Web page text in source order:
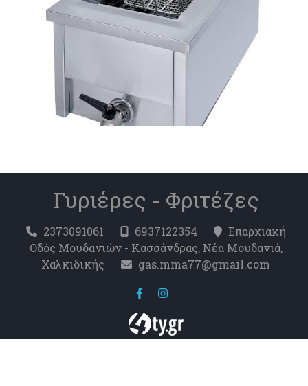
Γυριέρες - Φριτέζες
2373091061 6937122354
Επαρχιακή
Οδός Μουδανιών - Κασσάνδρας, Νέα Μουδανιά,
Χαλκιδικής
gas.mma77@gmail.com